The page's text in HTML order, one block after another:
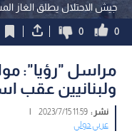
جيش الاحتلال يطلق الغاز
0
0
مراسل "رؤيا":
ولبنانيين عقب
نشر :11:59 2023/7/15
|
عربي دولي